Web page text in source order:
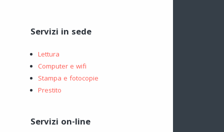
Servizi in sede
Lettura
Computer e wifi
Stampa e fotocopie
Prestito
Servizi on-line